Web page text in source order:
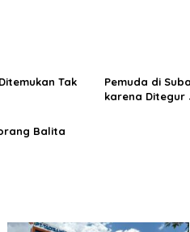
Tak
Pemuda di
karena Ditegur
Balita